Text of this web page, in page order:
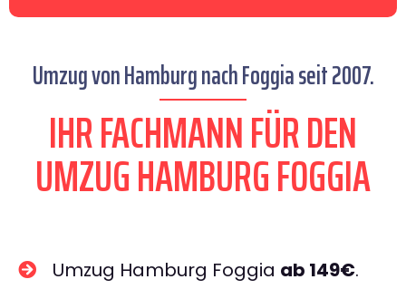
Umzug von Hamburg nach Foggia seit 2007.
IHR FACHMANN FÜR DEN
UMZUG HAMBURG FOGGIA
Umzug Hamburg Foggia ab 149€.